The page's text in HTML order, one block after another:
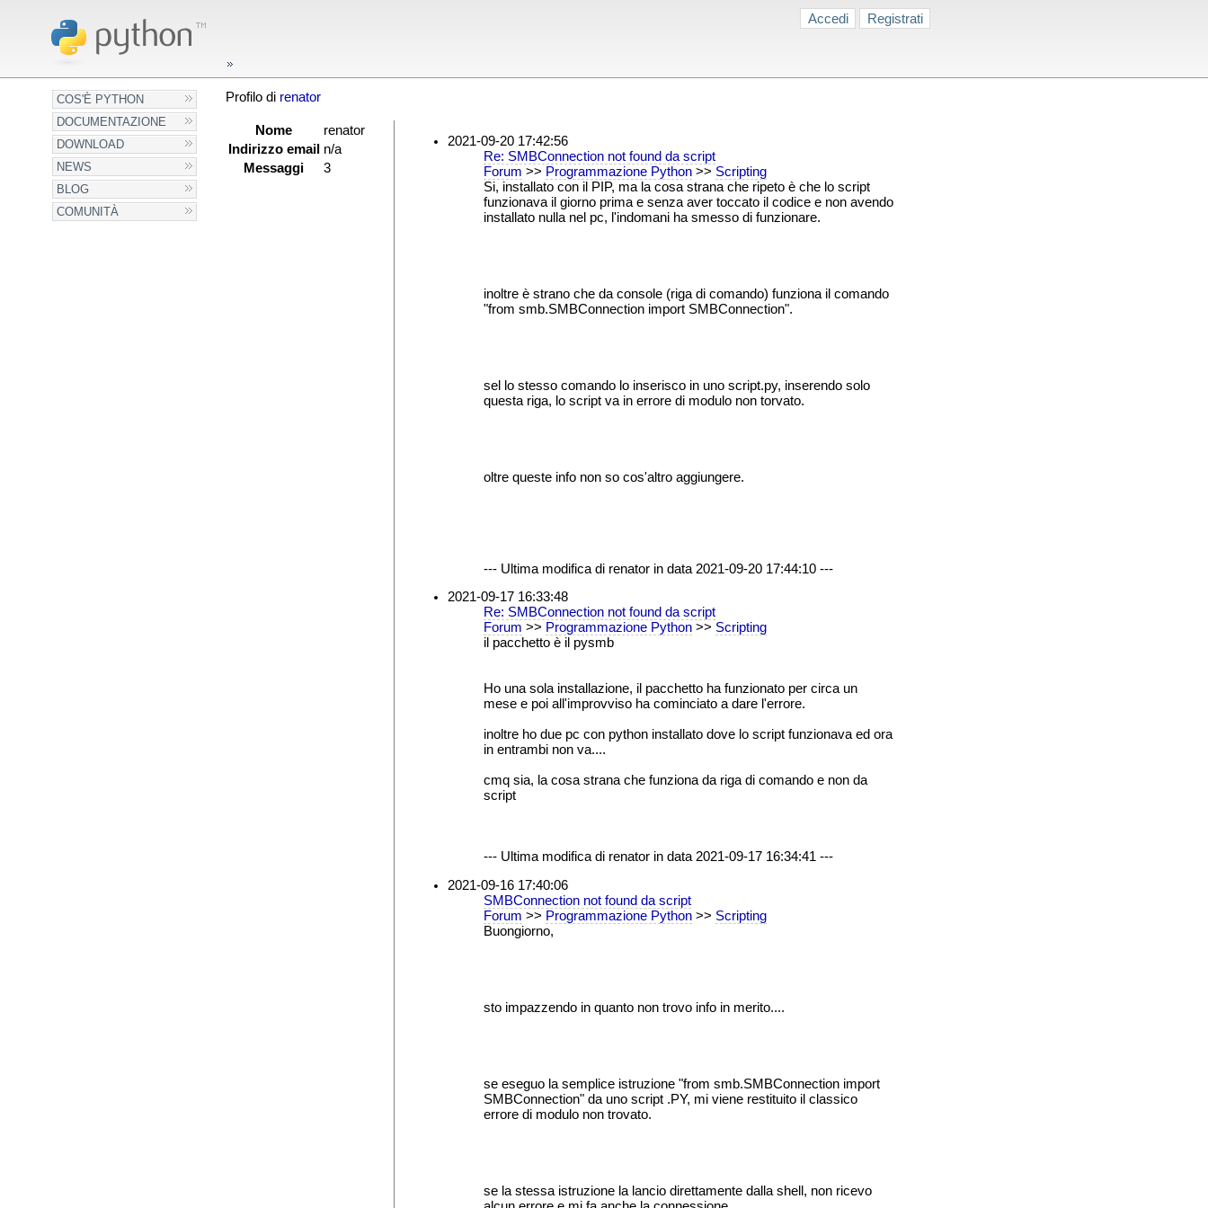
Accedi Registrati
COS'È PYTHON
DOCUMENTAZIONE
DOWNLOAD
NEWS
BLOG
COMUNITÀ
Profilo di renator
Nome
renator
Indirizzo email n/a
Messaggi
3
2021-09-20 17:42:56
Re: SMBConnection not found da script
Forum >> Programmazione Python>> Scripting
Si, installato con il PIP, ma la cosa strana che ripeto è che lo script
funzionava il giorno prima e senza aver toccato il codice e non avendo
installato nulla nel pc, l'indomani ha smesso di funzionare.
inoltre è strano che da console (riga di comando) funziona il comando
"from smb.SMBConnection import SMBConnection".
sel lo stesso comando lo inserisco in uno script.py, inserendo solo
questa riga, lo script va in errore di modulo non torvato.
oltre queste info non so cos'altro aggiungere.
--- Ultima modifica di renator in data 2021-09-20 17:44:10 ---
2021-09-17 16:33:48
Re: SMBConnection not found da script
Forum >> Programmazione Python>> Scripting
il pacchetto è il pysmb
Ho una sola installazione, il pacchetto ha funzionato per circa un
mese e poi all'improvviso ha cominciato a dare l'errore.
inoltre ho due pc con python installato dove lo script funzionava ed ora
in entrambi non va....
cmq sia, la cosa strana che funziona da riga di comando e non da
script
--- Ultima modifica di renator in data 2021-09-17 16:34:41 ---
2021-09-16 17:40:06
SMBConnection not found da script
Forum >> Programmazione Python>> Scripting
Buongiorno,
sto impazzendo in quanto non trovo info in merito....
se eseguo la semplice istruzione "from smb.SMBConnection import
SMBConnection" da uno script .PY, mi viene restituito il classico
errore di modulo non trovato.
se la stessa istruzione la lancio direttamente dalla shell, non ricevo